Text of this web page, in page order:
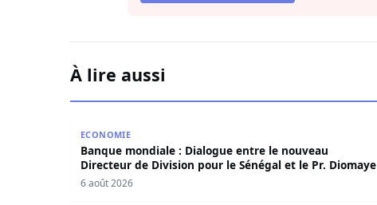
À lire aussi
ECONOMIE
Banque mondiale : Dialogue entre le nouveau
Directeur de Division pour le Sénégal et le Pr. Diomaye
6 août 2026